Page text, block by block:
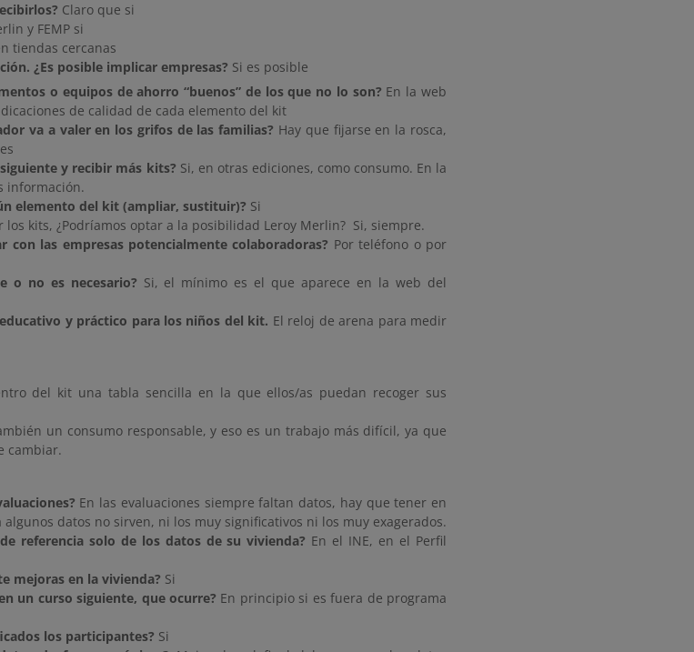
Claro que si
y FEMP si
tiendas cercanas
¿Es posible implicar empresas? Si es posible
o equipos de ahorro “buenos” de los que no lo son? En la web
de calidad de cada elemento del kit
va a valer en los grifos de las familias? Hay que fijarse en la rosca,
y recibir más kits? Si, en otras ediciones, como consumo. En la
información.
elemento del kit (ampliar, sustituir)? Si
los kits, ¿Podríamos optar a la posibilidad Leroy Merlin? Si, siempre.
con las empresas potencialmente colaboradoras? Por teléfono o por
o no es necesario? Si, el mínimo es el que aparece en la web del
y práctico para los niños del kit. El reloj de arena para medir
del kit una tabla sencilla en la que ellos/as puedan recoger sus
un consumo responsable, y eso es un trabajo más difícil, ya que
cambiar.
En las evaluaciones siempre faltan datos, hay que tener en
datos no sirven, ni los muy significativos ni los muy exagerados.
referencia solo de los datos de su vivienda? En el INE, en el Perfil
mejoras en la vivienda? Si
un curso siguiente, que ocurre? En principio si es fuera de programa
los participantes? Si